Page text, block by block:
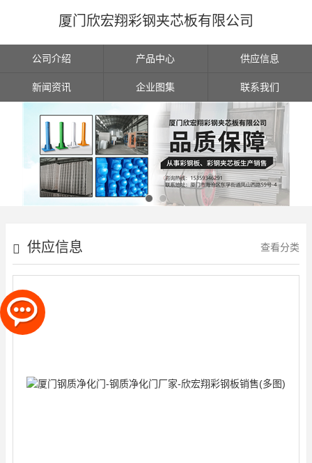
厦门欣宏翔彩钢夹芯板有限公司
公司介绍 产品中心 供应信息
新闻资讯 企业图集 联系我们
供应信息 查看分类